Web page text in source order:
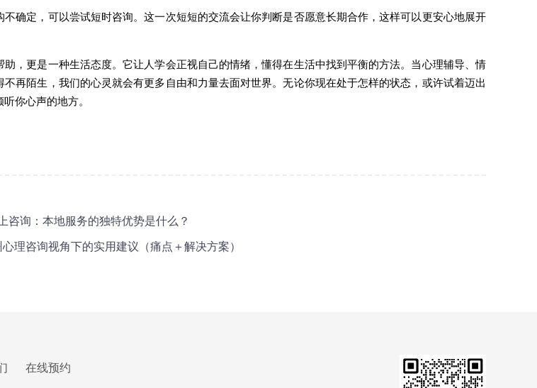
定，可以尝试短时咨询。这一次短短的交流会让你判断是否愿意长期合作，这样可以更安心地展开
更是一种生活态度。它让人学会正视自己的情绪，懂得在生活中找到平衡的方法。当心理辅导、情
再陌生，我们的心灵就会有更多自由和力量去面对世界。无论你现在处于怎样的状态，或许试着迈出
你心声的地方。
咨询：本地服务的独特优势是什么？
理咨询视角下的实用建议（痛点＋解决方案）
在线预约